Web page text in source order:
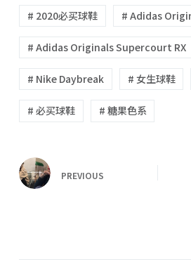
# 2020必买球鞋 # Adidas
# Adidas Originals Supercourt RX
# Nike Daybreak # 女生球鞋
# 必买球鞋 # 糖果色系
PREVIOUS